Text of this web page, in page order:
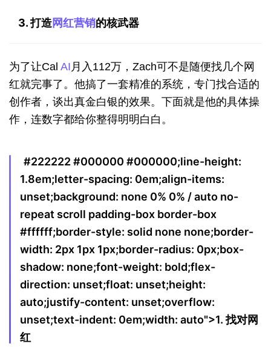
3. 打造网红营销的核武器
为了让Cal AI 月入112万，Zach可不是随便找几个网
红就完事了。他搞了一套精准的系统，专门找合适的
创作者，谈出真金白银的效果。下面就是他的具体操
作，连数字都给你整得明明白白。
#222222 #000000 #000000;line-height:
1.8em;letter-spacing: 0em;align-items:
unset;background: none 0% 0% / auto no-
repeat scroll padding-box border-box
#ffffff;border-style: solid none none;border-
width: 2px 1px 1px;border-radius: 0px;box-
shadow: none;font-weight: bold;flex-
direction: unset;float: unset;height:
auto;justify-content: unset;overflow:
unset;text-indent: 0em;width: auto">1. 找对网
红